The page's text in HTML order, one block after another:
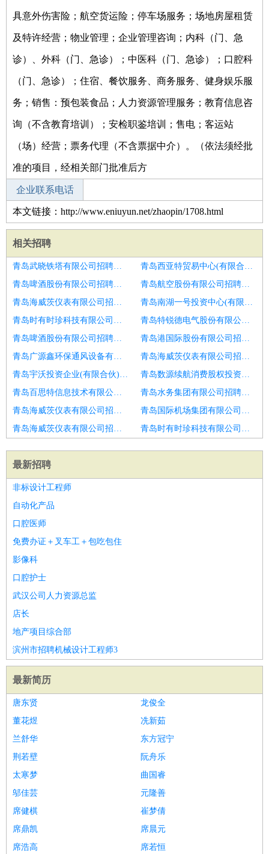
具意外伤害险；航空货运险；停车场服务；场地房屋租赁
及特许经营；物业管理；企业管理咨询；内科（门、急
诊）、外科（门、急诊）；中医科（门、急诊）；口腔科
（门、急诊）；住宿、餐饮服务、商务服务、健身娱乐服
务；销售：预包装食品；人力资源管理服务；教育信息咨
询（不含教育培训）；安检职鉴培训；售电；客运站
（场）经营；票务代理（不含票据中介）。（依法须经批
准的项目，经相关部门批准后方
企业联系电话
本文链接：http://www.eniuyun.net/zhaopin/1708.html
相关招聘
青岛武晓铁塔有限公司招聘发型师
青岛西亚特贸易中心(有限合伙)招聘发型师
青岛啤酒股份有限公司招聘发型师
青岛航空股份有限公司招聘发型师
青岛海威茨仪表有限公司招聘发型师
青岛南湖一号投资中心(有限合伙)招聘发型师
青岛时有时珍科技有限公司招聘发型师
青岛特锐德电气股份有限公司招聘发型师
青岛啤酒股份有限公司招聘发型师
青岛港国际股份有限公司招聘发型师
青岛广源鑫环保通风设备有限公司招聘发型师
青岛海威茨仪表有限公司招聘发型师
青岛宇沃投资企业(有限合伙)招聘发型师
青岛数源续航消费股权投资中心(有限合伙)招聘发型师
青岛百思特信息技术有限公司招聘德州市招聘发型师6
青岛水务集团有限公司招聘发型师
青岛海威茨仪表有限公司招聘发型师
青岛国际机场集团有限公司招聘发型师
青岛海威茨仪表有限公司招聘发型师
青岛时有时珍科技有限公司招聘发型师
最新招聘
非标设计工程师
自动化产品
口腔医师
免费办证＋叉车工＋包吃包住
影像科
口腔护士
武汉公司人力资源总监
店长
地产项目综合部
滨州市招聘机械设计工程师3
最新简历
唐东贤
龙俊全
董花煜
冼新茹
兰舒华
东方冠宁
荆若壁
阮舟乐
太寒梦
曲国睿
邬佳芸
元隆善
席健棋
崔梦倩
席鼎凯
席晨元
席浩高
席若恒